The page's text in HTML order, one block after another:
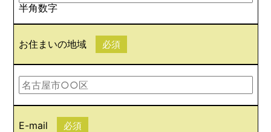
半角数字
お住まいの地域 必須
E-mail 必須